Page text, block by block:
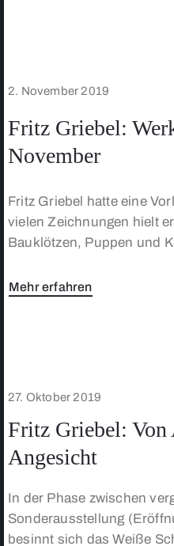
2. November 2019
Fritz Griebel:
November
Fritz Griebel hatte eine
vielen Zeichnungen hielt
Bauklötzen, Puppen und
Mehr erfahren
27. Oktober 2019
Fritz Griebel: Von
Angesicht
In der Phase zwischen
Sonderausstellung
besinnt sich das Weiße